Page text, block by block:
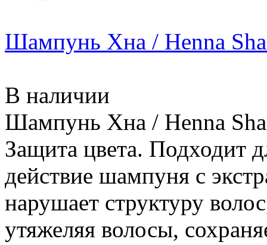
Шампунь Хна / Henna
В наличии
Шампунь Хна / Henna
Защита цвета. Подходит
действие шампуня с
нарушает структуру
утяжеляя волосы,